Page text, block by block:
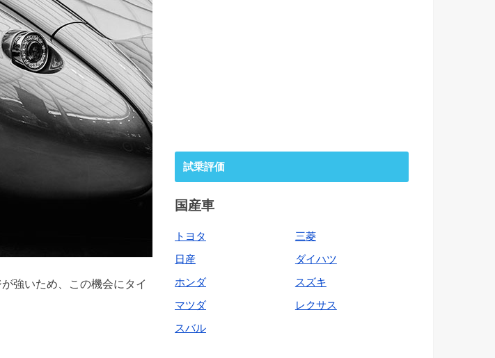
強いため、この機会にタイ
試乗評価
国産車
トヨタ
日産
ホンダ
マツダ
スバル
三菱
ダイハツ
スズキ
レクサス